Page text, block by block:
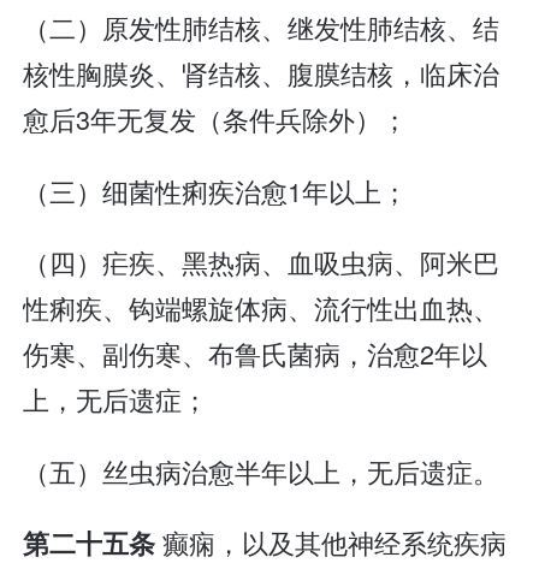
（二）原发性肺结核、继发性肺结核、结
核性胸膜炎、肾结核、腹膜结核，临床治
愈后3年无复发（条件兵除外）；
（三）细菌性痢疾治愈1年以上；
（四）疟疾、黑热病、血吸虫病、阿米巴
性痢疾、钩端螺旋体病、流行性出血热、
伤寒、副伤寒、布鲁氏菌病，治愈2年以
上，无后遗症；
（五）丝虫病治愈半年以上，无后遗症。
第二十五条癫痫，以及其他神经系统疾病